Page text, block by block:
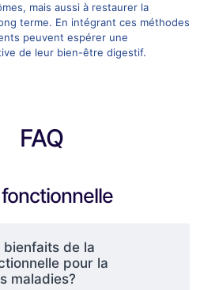
mais aussi à restaurer la
terme. En intégrant ces méthodes
peuvent espérer une
de leur bien-être digestif.
FAQ
bienfaits de la
pour la
maladies?